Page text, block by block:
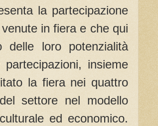
la partecipazione
in fiera e che qui
loro potenzialità
insieme
la fiera nei quattro
settore nel modello
ed economico.